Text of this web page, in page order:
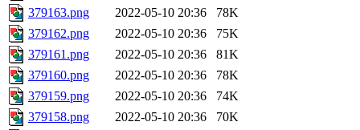
379163.png
2022-05-10 20:36
78K
379162.png
2022-05-10 20:36
75K
379161.png
2022-05-10 20:36
81K
379160.png
2022-05-10 20:36
78K
379159.png
2022-05-10 20:36
74K
379158.png
2022-05-10 20:36
70K